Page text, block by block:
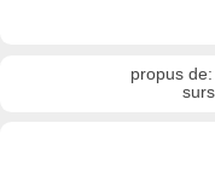
propus